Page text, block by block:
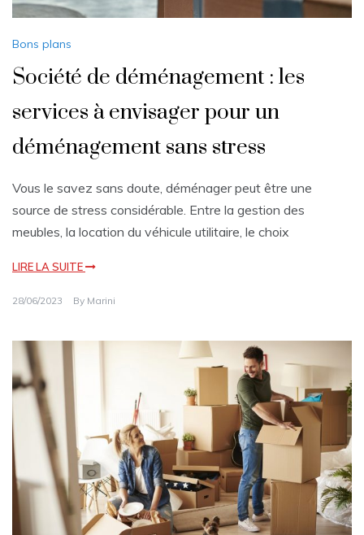
Bons plans
Société de déménagement : les
services à envisager pour un
déménagement sans stress
Vous le savez sans doute, déménager peut être une
source de stress considérable. Entre la gestion des
meubles, la location du véhicule utilitaire, le choix
LIRE LA SUITE
28/06/2023 By Marini